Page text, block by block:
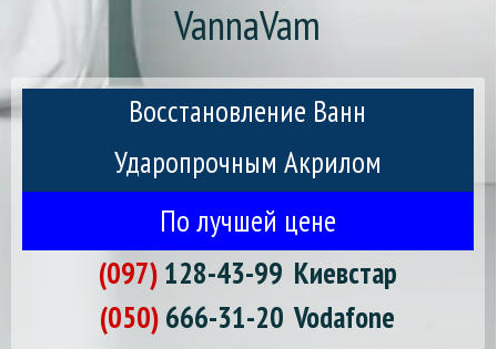
VannaVam
Восстановление Ванн
Ударопрочным Акрилом
По лучшей цене
(097) 128-43-99 Киевстар
(050) 666-31-20 Vodafone